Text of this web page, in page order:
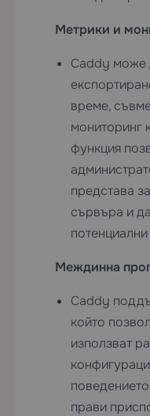
Метрики и
Caddy може
време,
мониторинг
функция
представа
сървъра и
Междинна
Caddy
който
използват
прави